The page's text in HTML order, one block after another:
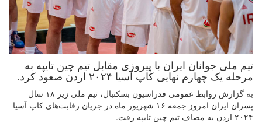
تیم ملی جوانان ایران با پیروزی مقابل تیم چین تایپه به
مرحله یک چهارم نهایی کاپ آسیا ۲۰۲۴ اردن صعود کرد.
به گزارش روابط عمومی فدراسیون بسکتبال، تیم ملی زیر ۱۸ سال
پسران ایران امروز جمعه ۱۶ شهریور ماه در جریان رقابت‌های کاپ آسیا
۲۰۲۴ اردن به مصاف تیم چین تایپه رفت.